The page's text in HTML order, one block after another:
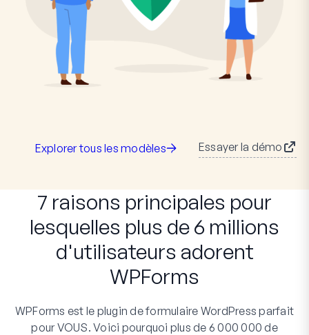
Explorer tous les modèles Essayer la démo
7 raisons principales pour
lesquelles plus de 6 millions
d'utilisateurs adorent
WPForms
WPForms est le plugin de formulaire WordPress parfait
pour VOUS. Voici pourquoi plus de 6 000 000 de